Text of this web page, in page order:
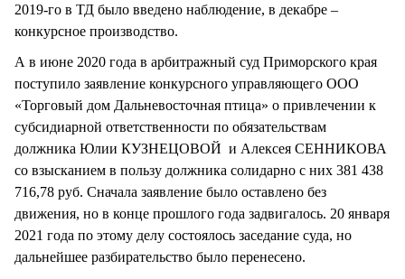
2019-го в ТД было введено наблюдение, в декабре –
конкурсное производство.
А в июне 2020 года в арбитражный суд Приморского края
поступило заявление конкурсного управляющего ООО
«Торговый дом Дальневосточная птица» о привлечении к
субсидиарной ответственности по обязательствам
должника Юлии КУЗНЕЦОВОЙ и Алексея СЕННИКОВА
со взысканием в пользу должника солидарно с них 381 438
716,78 руб. Сначала заявление было оставлено без
движения, но в конце прошлого года задвигалось. 20 января
2021 года по этому делу состоялось заседание суда, но
дальнейшее разбирательство было перенесено.